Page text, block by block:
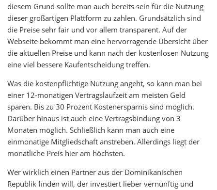
diesem Grund sollte man auch bereits sein für die Nutzung
dieser großartigen Plattform zu zahlen. Grundsätzlich sind
die Preise sehr fair und vor allem transparent. Auf der
Webseite bekommt man eine hervorragende Übersicht über
die aktuellen Preise und kann nach der kostenlosen Nutzung
eine viel bessere Kaufentscheidung treffen.
Was die kostenpflichtige Nutzung angeht, so kann man bei
einer 12-monatigen Vertragslaufzeit am meisten Geld
sparen. Bis zu 30 Prozent Kostenersparnis sind möglich.
Darüber hinaus ist auch eine Vertragsbindung von 3
Monaten möglich. Schließlich kann man auch eine
einmonatige Mitgliedschaft anstreben. Allerdings liegt der
monatliche Preis hier am höchsten.
Wer wirklich einen Partner aus der Dominikanischen
Republik finden will, der investiert lieber vernünftig und